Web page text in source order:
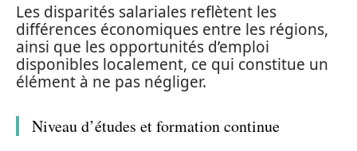
Les disparités salariales reflètent les
différences économiques entre les régions,
ainsi que les opportunités d’emploi
disponibles localement, ce qui constitue un
élément à ne pas négliger.
Niveau d’études et formation continue